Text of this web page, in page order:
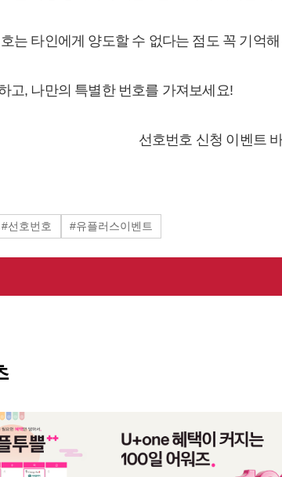
는 타인에게 양도할 수 없다는 점도 꼭 기억
고, 나만의 특별한 번호를 가져보세요!
선호번호 신청 이벤트
#선호번호 #유플러스이벤트